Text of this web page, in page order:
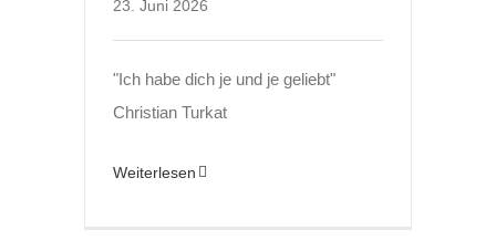
23. Juni 2026
"Ich habe dich je und je geliebt"
Christian Turkat
Weiterlesen